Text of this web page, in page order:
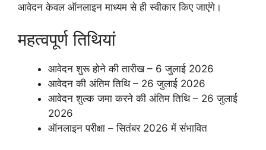
आवेदन केवल ऑनलाइन माध्यम से ही स्वीकार किए जाएंगे।
महत्वपूर्ण तिथियां
आवेदन शुरू होने की तारीख – 6 जुलाई 2026
आवेदन की अंतिम तिथि – 26 जुलाई 2026
आवेदन शुल्क जमा करने की अंतिम तिथि – 26 जुलाई
2026
ऑनलाइन परीक्षा – सितंबर 2026 में संभावित